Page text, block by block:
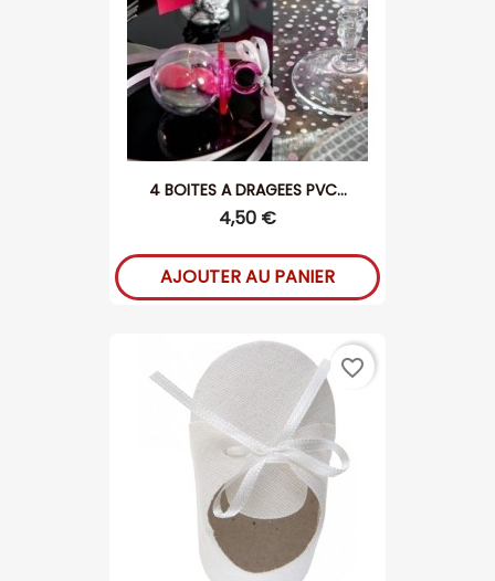
4 BOITES A DRAGEES PVC...
4,50 €
AJOUTER AU PANIER
favorite_border